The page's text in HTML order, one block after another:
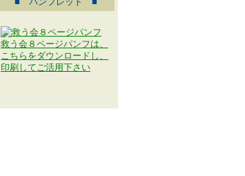
救う会８ページパンフは、
こちらをダウンロードし、
印刷してご活用下さい